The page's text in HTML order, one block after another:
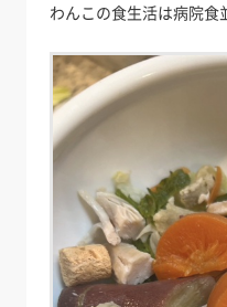
わんこの食生活は病院食